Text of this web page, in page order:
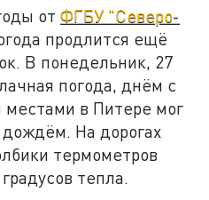
отФГБУ "Северо-
продлится ещё
В понедельник, 27
погода, днём с
в Питере мог
На дорогах
термометров
тепла.